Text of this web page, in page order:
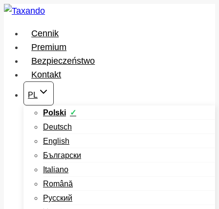
Przejdź
treści
Cennik
Premium
Bezpieczeństwo
Kontakt
PL
Polski
Deutsch
English
Български
Italiano
Română
Русский